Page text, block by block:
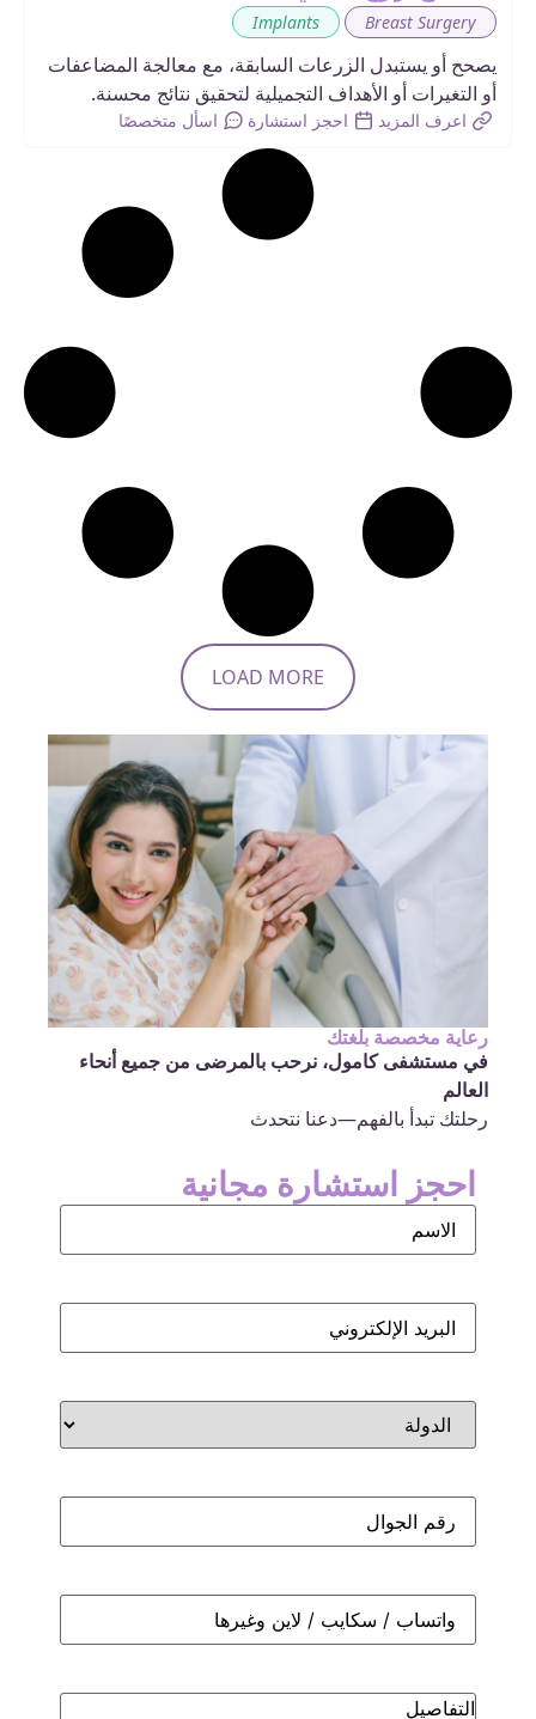
Breast Surgery
Implants
يصحح أو يستبدل الزرعات السابقة، مع معالجة المضاعفات
أو التغيرات أو الأهداف التجميلية لتحقيق نتائج محسنة.
اعرف المزيد احجز استشارة اسأل متخصصًا
LOAD MORE
رعاية مخصصة بلغتك
في مستشفى كامول، نرحب بالمرضى من جميع أنحاء
العالم
رحلتك تبدأ بالفهم—دعنا نتحدث
احجز استشارة مجانية